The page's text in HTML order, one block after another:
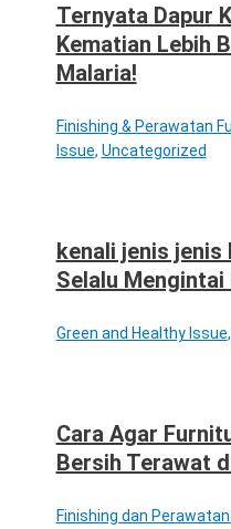
Ternyata Dapur
Kematian Lebih
Malaria!
Finishing & Perawatan
Issue, Uncategorized
kenali jenis jenis
Selalu Mengintai
Green and Healthy Issue,
Cara Agar
Bersih Terawat
Finishing dan Perawatan